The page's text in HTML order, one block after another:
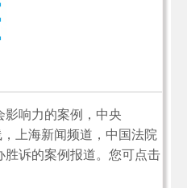
影响力的案例，中央
上海新闻频道，中国法院
诉的案例报道。您可点击